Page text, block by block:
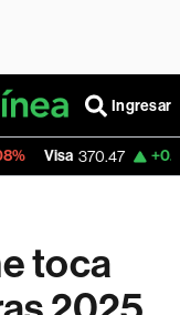
Ingresar
+0.52%
toca